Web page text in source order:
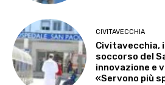
CIVITAVECCHIA
Civitavecchia,
soccorso del
innovazione e
«Servono più